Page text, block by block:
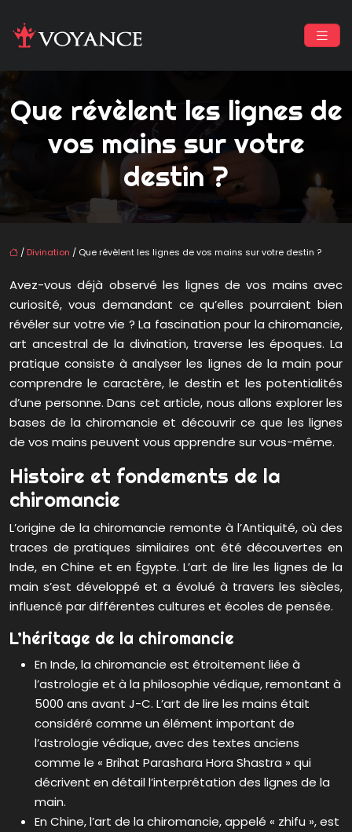
Que révèlent les lignes de
vos mains sur votre
destin ?
/ Divination / Que révèlent les lignes de vos mains sur votre destin ?
Avez-vous déjà observé les lignes de vos mains avec
curiosité, vous demandant ce qu’elles pourraient bien
révéler sur votre vie ? La fascination pour la chiromancie,
art ancestral de la divination, traverse les époques. La
pratique consiste à analyser les lignes de la main pour
comprendre le caractère, le destin et les potentialités
d’une personne. Dans cet article, nous allons explorer les
bases de la chiromancie et découvrir ce que les lignes
de vos mains peuvent vous apprendre sur vous-même.
Histoire et fondements de la
chiromancie
L’origine de la chiromancie remonte à l’Antiquité, où des
traces de pratiques similaires ont été découvertes en
Inde, en Chine et en Égypte. L’art de lire les lignes de la
main s’est développé et a évolué à travers les siècles,
influencé par différentes cultures et écoles de pensée.
L’héritage de la chiromancie
En Inde, la chiromancie est étroitement liée à
l’astrologie et à la philosophie védique, remontant à
5000 ans avant J-C. L’art de lire les mains était
considéré comme un élément important de
l’astrologie védique, avec des textes anciens
comme le « Brihat Parashara Hora Shastra » qui
décrivent en détail l’interprétation des lignes de la
main.
En Chine, l’art de la chiromancie, appelé « zhifu », est